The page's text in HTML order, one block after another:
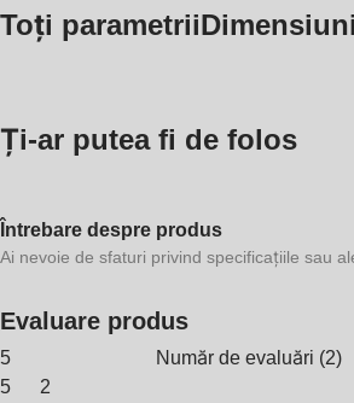
Toți parametrii
Ți-ar putea fi de folos
Întrebare despre produs
Ai nevoie de sfaturi privind specificațiile sau
Evaluare produs
5 Număr de evaluări (2)
5
2